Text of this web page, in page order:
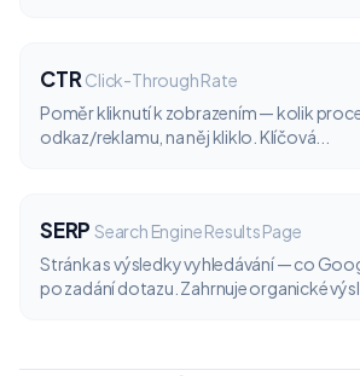
CTR Click-Through Rate
Poměr kliknutí k zobrazením — kolik
odkaz/reklamu, na něj kliklo. Klíčová...
SERP Search Engine Results Page
Stránka s výsledky vyhledávání — co
po zadání dotazu. Zahrnuje organické